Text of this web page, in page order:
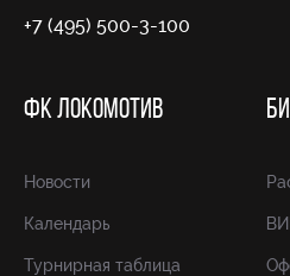
+7 (495) 500-3-100
ФК ЛОКОМОТИВ
Новости
Календарь
Турнирная таблица